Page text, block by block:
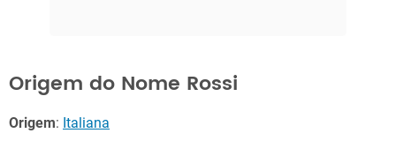
Origem do Nome Rossi
Origem: Italiana